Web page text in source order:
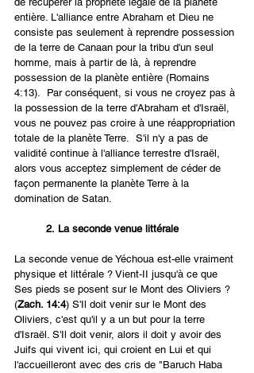
entière. L'alliance entre Abraham et Dieu ne
consiste pas seulement à reprendre possession
de la terre de Canaan pour la tribu d'un seul
homme, mais à partir de là, à reprendre
possession de la planète entière (Romains
4:13).  Par conséquent, si vous ne croyez pas à
la possession de la terre d'Abraham et d'Israël,
vous ne pouvez pas croire à une réappropriation
totale de la planète Terre.  S'il n'y a pas de
validité continue à l'alliance terrestre d'Israël,
alors vous acceptez simplement de céder de
façon permanente la planète Terre à la
domination de Satan.
2. La seconde venue littérale
La seconde venue de Yéchoua est-elle vraiment
physique et littérale ? Vient-II jusqu'à ce que
Ses pieds se posent sur le Mont des Oliviers ?
(Zach. 14:4) S'Il doit venir sur le Mont des
Oliviers, c'est qu'il y a un but pour la terre
d'Israël. S'Il doit venir, alors il doit y avoir des
Juifs qui vivent ici, qui croient en Lui et qui
l'accueilleront avec des cris de "Baruch Haba